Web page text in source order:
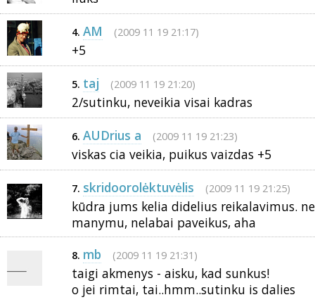
4. AM (2009 11 19 21:17)
+5
5. taj (2009 11 19 21:20)
2/sutinku, neveikia visai kadras
6. AUDrius a (2009 11 19 21:23)
viskas cia veikia, puikus vaizdas +5
7. skridoorolėktuvėlis (2009 11 19 21:25)
kūdra jums kelia didelius reikalavimus.
manymu, nelabai paveikus, aha
8. mb (2009 11 19 21:31)
taigi akmenys - aisku, kad sunkus!
o jei rimtai, tai..hmm..sutinku is dalies